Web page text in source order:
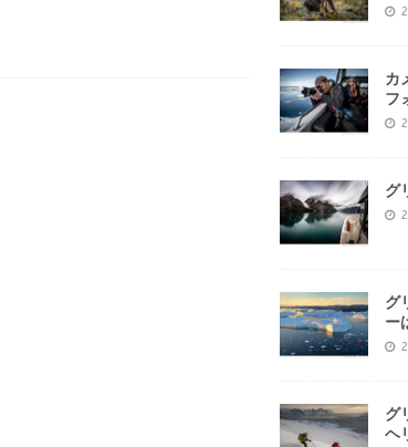
カ
フ
グ
グ
ー
グ
ヘ